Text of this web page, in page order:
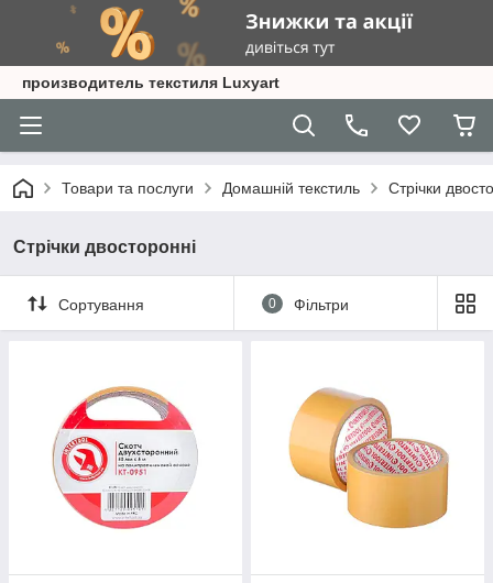
производитель текстиля Luxyart
Товари та послуги Домашній текстиль Стрічки
Стрічки двосторонні
Сортування 0 Фільтри